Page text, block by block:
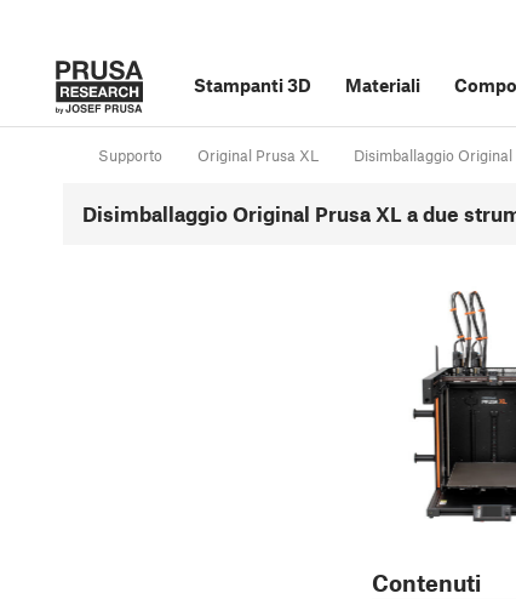
Stampanti 3D Materiali
Supporto Original Prusa XL Disimballaggio
Disimballaggio Original Prusa XL a due
Contenuti